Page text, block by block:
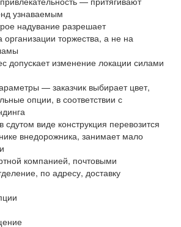
узнаваемым
надувание разрешает
организации торжества, а не на
допускает изменение локации силами
— заказчик выбирает цвет,
опции, в соответствии с
сдутом виде конструкция перевозится
внедорожника, занимает мало
компанией, почтовыми
по адресу, доставку